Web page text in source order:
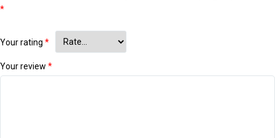
*
Your rating *
Your review *